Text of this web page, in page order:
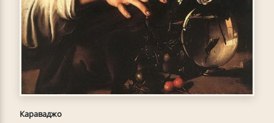
Караваджо